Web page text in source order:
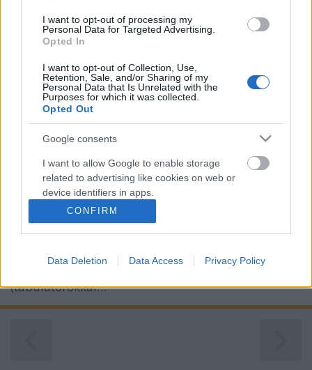
I want to opt-out of processing my
Personal Data for Targeted Advertising.
Opted In
I want to opt-out of Collection, Use,
Retention, Sale, and/or Sharing of my
Personal Data that Is Unrelated with the
Purposes for which it was collected.
Opted Out
Google consents
I want to allow Google to enable storage
related to advertising like cookies on web or
device identifiers in apps.
I want to allow my user data to be sent to
Google for online advertising purposes.
I want to allow Google to send me
I want to allow Google to enable storage
CONFIRM
Data Deletion Data Access Privacy Policy
Légszennyezettség 8. Százalék
Excelkezdő 2025. január 14.
Légszennyezettség 8. Százalék Az Országos
Légszennyezettségi Mérőhálózat az egész ország
területén automata mérőállomásokkal folyamatos
miskolci Búza téri mérőállomás 2009. januári
mérése napi bontásban a buzater.txt fájlban
(tabulátorokkal…